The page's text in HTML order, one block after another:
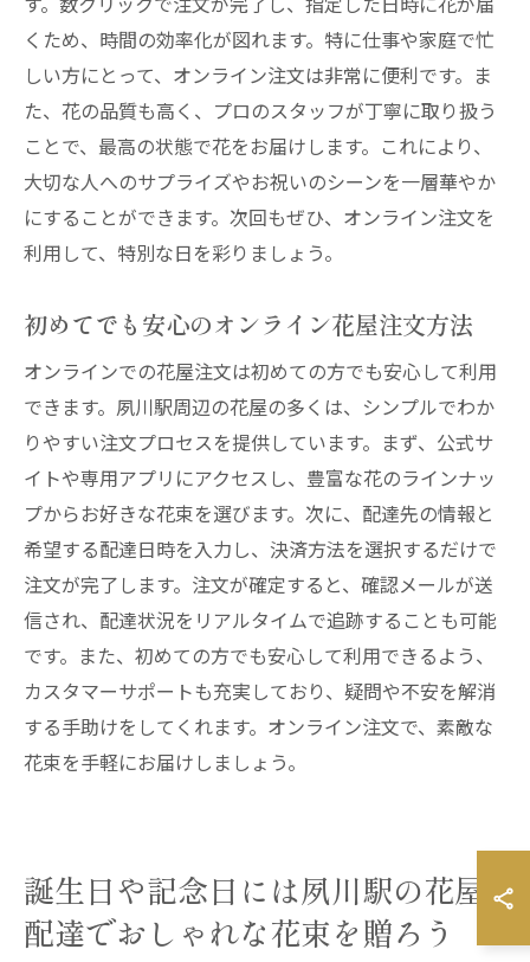
くため、時間の効率化が図れます。特に仕事や家庭で忙
しい方にとって、オンライン注文は非常に便利です。ま
た、花の品質も高く、プロのスタッフが丁寧に取り扱う
ことで、最高の状態で花をお届けします。これにより、
大切な人へのサプライズやお祝いのシーンを一層華やか
にすることができます。次回もぜひ、オンライン注文を
利用して、特別な日を彩りましょう。
初めてでも安心のオンライン花屋注文方法
オンラインでの花屋注文は初めての方でも安心して利用
できます。夙川駅周辺の花屋の多くは、シンプルでわか
りやすい注文プロセスを提供しています。まず、公式サ
イトや専用アプリにアクセスし、豊富な花のラインナッ
プからお好きな花束を選びます。次に、配達先の情報と
希望する配達日時を入力し、決済方法を選択するだけで
注文が完了します。注文が確定すると、確認メールが送
信され、配達状況をリアルタイムで追跡することも可能
です。また、初めての方でも安心して利用できるよう、
カスタマーサポートも充実しており、疑問や不安を解消
する手助けをしてくれます。オンライン注文で、素敵な
花束を手軽にお届けしましょう。
誕生日や記念日には夙川駅の花屋
配達でおしゃれな花束を贈ろう